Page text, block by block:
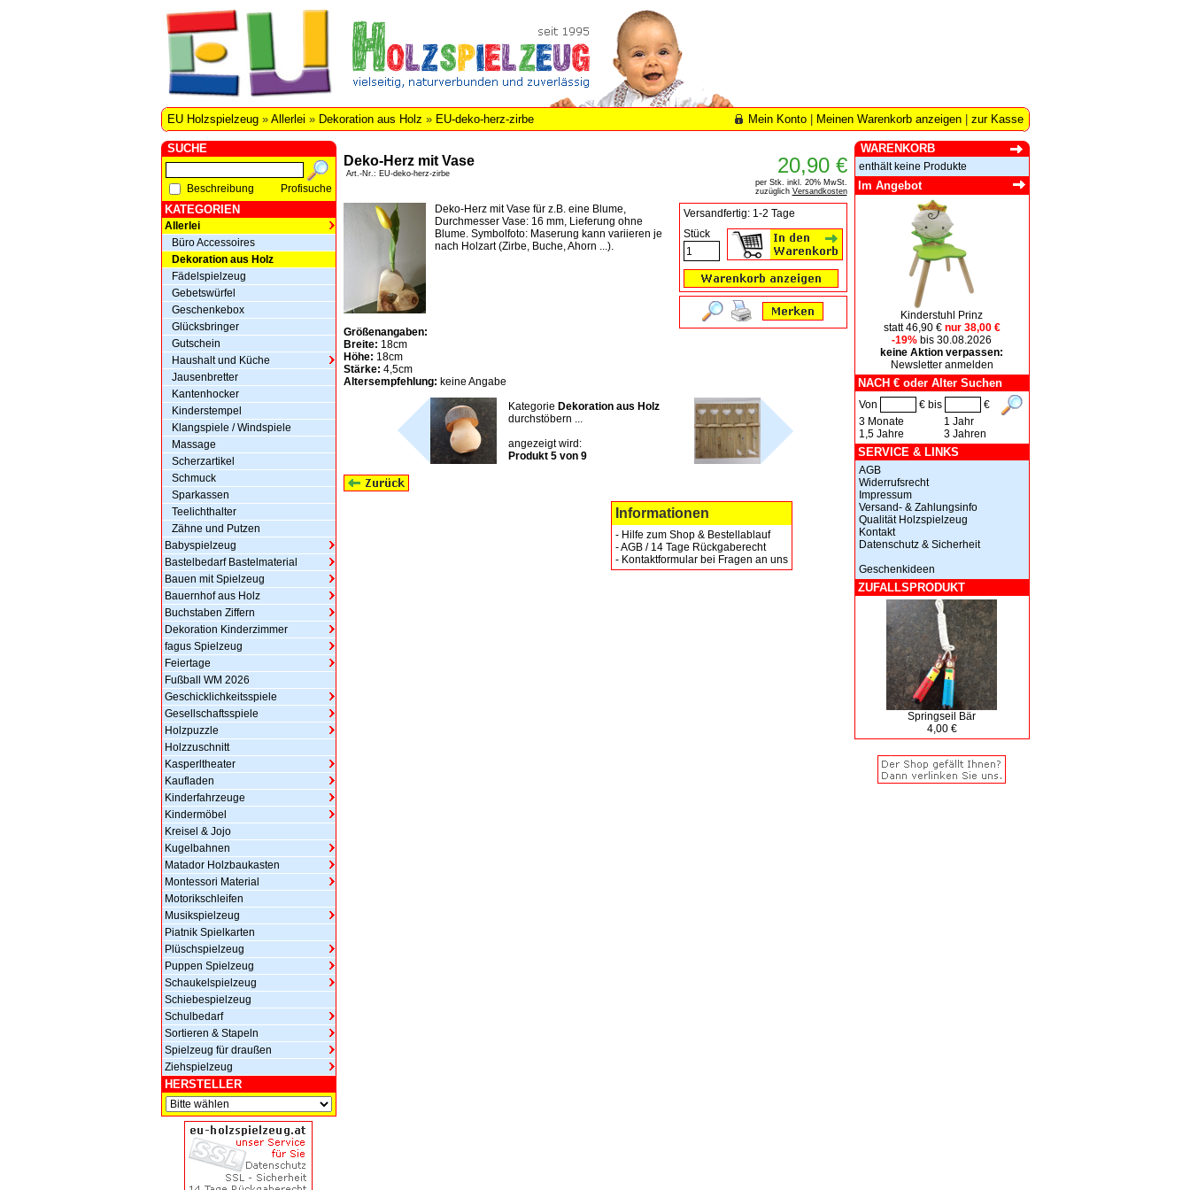
EU Holzspielzeug » Allerlei » Dekoration aus Holz » EU-deko-herz-zirbe Mein Konto| Meinen Warenkorb anzeigen| zur Kasse
SUCHE
Beschreibung Profisuche
KATEGORIEN
Allerlei
Büro Accessoires
Dekoration aus Holz
Fädelspielzeug
Gebetswürfel
Geschenkebox
Glücksbringer
Gutschein
Haushalt und Küche
Jausenbretter
Kantenhocker
Kinderstempel
Klangspiele / Windspiele
Massage
Scherzartikel
Schmuck
Sparkassen
Teelichthalter
Zähne und Putzen
Babyspielzeug
Bastelbedarf Bastelmaterial
Bauen mit Spielzeug
Bauernhof aus Holz
Buchstaben Ziffern
Dekoration Kinderzimmer
fagus Spielzeug
Feiertage
Fußball WM 2026
Geschicklichkeitsspiele
Gesellschaftsspiele
Holzpuzzle
Holzzuschnitt
Kasperltheater
Kaufladen
Kinderfahrzeuge
Kindermöbel
Kreisel & Jojo
Kugelbahnen
Matador Holzbaukasten
Montessori Material
Motorikschleifen
Musikspielzeug
Piatnik Spielkarten
Plüschspielzeug
Puppen Spielzeug
Schaukelspielzeug
Schiebespielzeug
Schulbedarf
Sortieren & Stapeln
Spielzeug für draußen
Ziehspielzeug
HERSTELLER
Deko-Herz mit Vase
Art.-Nr.: EU-deko-herz-zirbe 20,90 €
per Stk. inkl. 20% MwSt.
zuzüglich Versandkosten
Deko-Herz mit Vase für z.B. eine Blume,
Durchmesser Vase: 16 mm, Lieferung ohne
Blume. Symbolfoto: Maserung kann variieren je
nach Holzart (Zirbe, Buche, Ahorn ...).
Größenangaben:
Breite: 18cm
Höhe: 18cm
Stärke: 4,5cm
Altersempfehlung: keine Angabe
Versandfertig: 1-2 Tage
Stück
Kategorie Dekoration aus Holz
durchstöbern ...
angezeigt wird:
Produkt 5 von 9
Informationen
- Hilfe zum Shop & Bestellablauf
-AGB / 14 Tage Rückgaberecht
- Kontaktformular bei Fragen an uns
WARENKORB
enthält keine Produkte
Im Angebot
Kinderstuhl Prinz
statt 46,90 €nur 38,00 €
-19% bis 30.08.2026
keine Aktion verpassen:
Newsletter anmelden
NACH € oder Alter Suchen
Von € bis
€
3 Monate
1,5 Jahre
1 Jahr
3 Jahren
SERVICE & LINKS
AGB
Widerrufsrecht
Impressum
Versand- & Zahlungsinfo
Qualität Holzspielzeug
Kontakt
Datenschutz & Sicherheit
Geschenkideen
ZUFALLSPRODUKT
Springseil Bär
4,00 €